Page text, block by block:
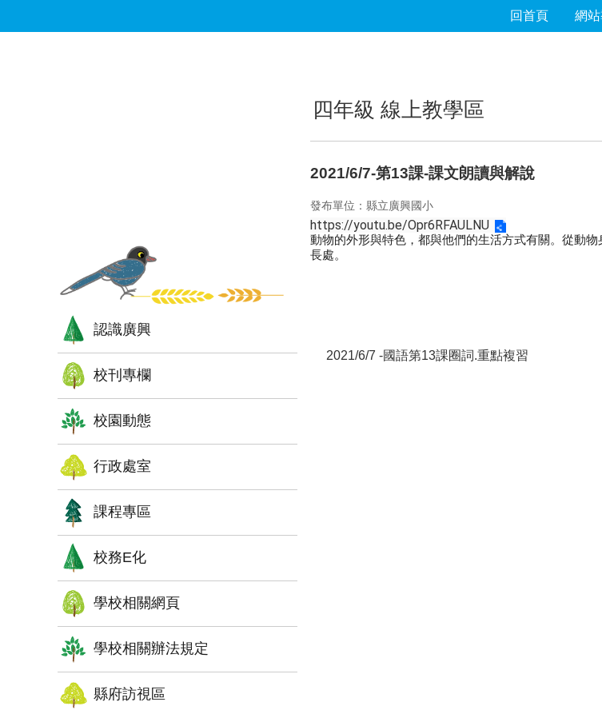
回首頁 網
認識廣興
校刊專欄
校園動態
行政處室
課程專區
校務E化
學校相關網頁
學校相關辦法規定
縣府訪視區
四年級 線上教學區
2021/6/7-第13課-課文朗讀與解說
發布單位：縣立廣興國小
https://youtu.be/Opr6RFAULNU
動物的外形與特色，都與他們的生活方式有關。從動
長處。
2021/6/7 -國語第13課圈詞.重點複習